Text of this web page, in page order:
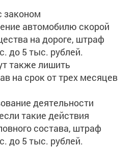
законом
автомобилю скорой
на дороге, штраф
до 5 тыс. рублей.
также лишить
на срок от трех месяцев
деятельности
такие действия
состава, штраф
до 5 тыс. рублей.